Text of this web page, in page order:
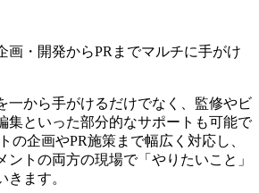
画・開発からPRまでマルチに手がけ
一から手がけるだけでなく、監修やビ
集といった部分的なサポートも可能で
の企画やPR施策まで幅広く対応し、
ントの両方の現場で「やりたいこと」
きます。